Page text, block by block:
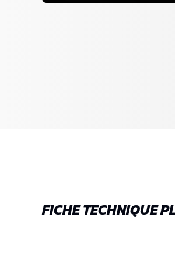
FICHE TECHNIQUE